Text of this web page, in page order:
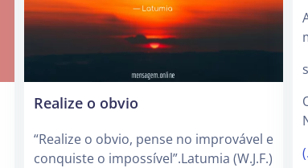
Realize o obvio
“Realize o obvio, pense no improvável e
conquiste o impossível”.Latumia (W.J.F.)